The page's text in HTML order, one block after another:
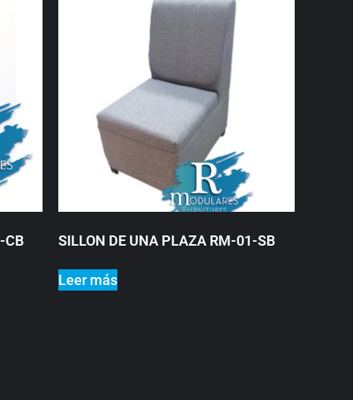
CB SILLON DE UNA PLAZA RM-01-SB
Leer más